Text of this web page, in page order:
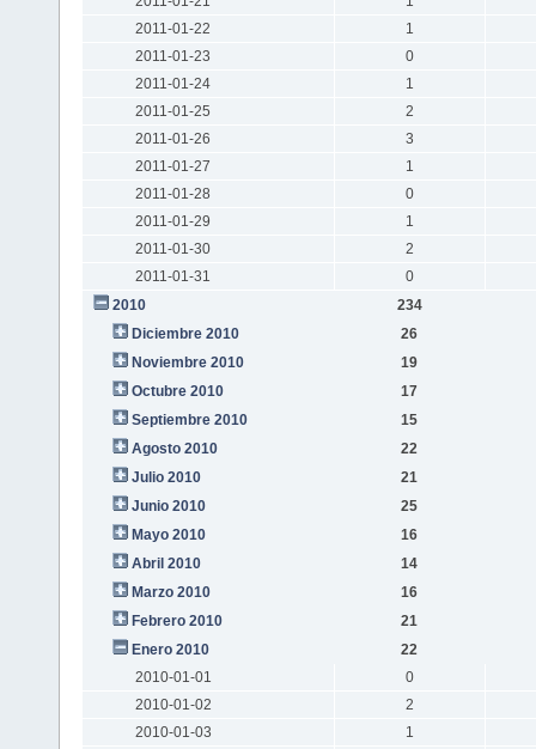
2011-01-22
1
2011-01-23
0
2011-01-24
1
2011-01-25
2
2011-01-26
3
2011-01-27
1
2011-01-28
0
2011-01-29
1
2011-01-30
2
2011-01-31
0
2010
234
Diciembre 2010
26
Noviembre 2010
19
Octubre 2010
17
Septiembre 2010
15
Agosto 2010
22
Julio 2010
21
Junio 2010
25
Mayo 2010
16
Abril 2010
14
Marzo 2010
16
Febrero 2010
21
Enero 2010
22
2010-01-01
0
2010-01-02
2
2010-01-03
1